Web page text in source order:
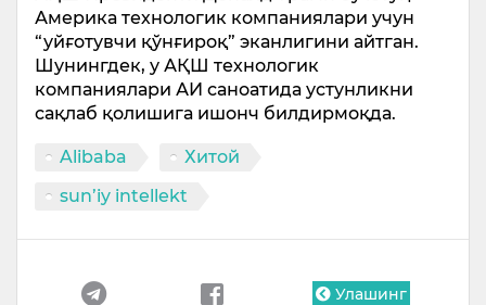
Америка технологик компаниялари учун
“уйғотувчи қўнғироқ” эканлигини айтган.
Шунингдек, у АҚШ технологик
компаниялари АИ саноатида устунликни
сақлаб қолишига ишонч билдирмоқда.
Alibaba
Хитой
sun’iy intellekt
Улашинг